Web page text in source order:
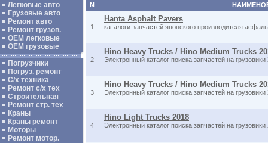
Легковые авто
Грузовые авто
Ремонт авто
Ремонт грузов.
ОЕМ легковые
OEM грузовые
Погрузчики
Погруз. ремонт
С/х техника
Ремонт с/х тех
Строительная
Ремонт стр. тех
Краны
Краны ремонт
Моторы
Ремонт мотор.
N
1
Hanta Asphalt Pavers
каталоги запчастей японского производителя
2
Hino Heavy Trucks / Hino Medium Trucks
Электронный каталог поиска запчастей на
3
Hino Heavy Trucks / Hino Medium Trucks
Электронный каталог поиска запчастей на
4
Hino Light Trucks 2018
Электронный каталог поиска запчастей на